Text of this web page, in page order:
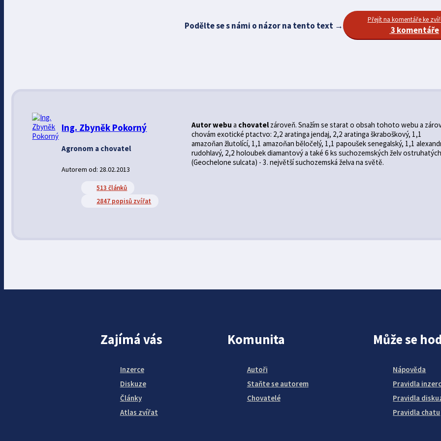
Ing. Zbyněk Pokorný
Agronom a chovatel
Autorem od: 28.02.2013
513 článků
2847 popisů zvířat
Autor webu a chovatelzároveň. Snažím se starat o obsah tohoto webu a
chovám exotické ptactvo: 2,2 aratinga jendaj, 2,2 aratinga škraboškový, 1,1
amazoňan žlutolící, 1,1 amazoňan běločelý, 1,1 papoušek senegalský, 1,1
rudohlavý, 2,2 holoubek diamantový a také 6 ks suchozemských želv ostruhatých
(Geochelone sulcata) - 3. největší suchozemská želva na světě.
Podělte se s námi o názor na tento text →
Přejít na komentáře ke
3 komentáře
Zajímá vás
Inzerce
Diskuze
Články
Atlas zvířat
Komunita
Autoři
Staňte se autorem
Chovatelé
Může se
Nápověda
Pravidla
Pravidla
Pravidla chatu